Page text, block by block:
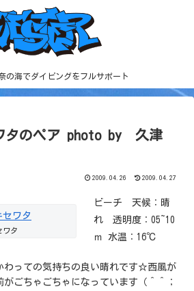
の海でダイビングをフルサポート
タのペア photo by 久津
2009.04.26 2009.04.27
ワタ
ビーチ 天候：晴
れ 透明度：05~10
ｍ 水温：16℃
わっての気持ちの良い晴れです☆西風が
ごちゃごちゃになっています（＾＾；